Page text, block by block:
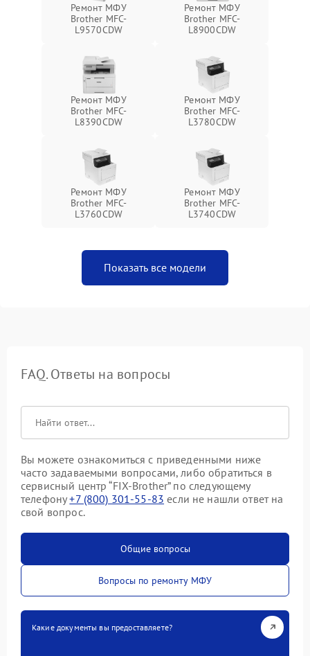
Ремонт МФУ
Brother MFC-
L9570CDW
Ремонт МФУ
Brother MFC-
L8900CDW
Ремонт МФУ
Brother MFC-
L8390CDW
Ремонт МФУ
Brother MFC-
L3780CDW
Ремонт МФУ
Brother MFC-
L3760CDW
Ремонт МФУ
Brother MFC-
L3740CDW
Показать все модели
FAQ. Ответы на вопросы
Вы можете ознакомиться с приведенными ниже
часто задаваемыми вопросами, либо обратиться в
сервисный центр “FIX-Brother” по следующему
телефону+7 (800) 301-55-83 если не нашли ответ на
свой вопрос.
Общие вопросы
Вопросы по ремонту МФУ
Какие документы вы предоставляете?